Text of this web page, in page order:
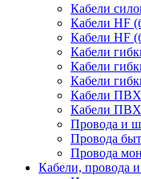
Кабели
Кабели HF
Кабели HF
Кабели
Кабели
Кабели
Кабели
Кабели ПВХ
Провода и
Провода
Провода
Кабели, провода